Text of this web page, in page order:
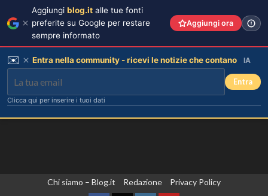
Chi siamo – Blog.it Redazione Privacy Policy
Aggiungi blog.it alle tue fonti
preferite su Google per restare
sempre informato
Aggiungi ora
✉️ Entra nella community - ricevi le notizie che contano IA
Entra
Clicca qui per inserire i tuoi dati